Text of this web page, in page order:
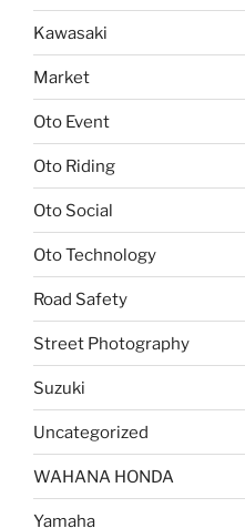
Kawasaki
Market
Oto Event
Oto Riding
Oto Social
Oto Technology
Road Safety
Street Photography
Suzuki
Uncategorized
WAHANA HONDA
Yamaha